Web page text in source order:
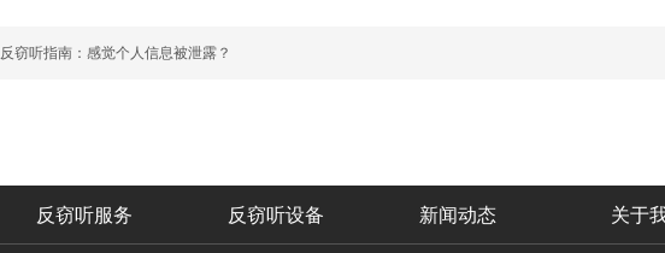
反窃听指南：感觉个人信息被泄露？
反窃听服务 反窃听设备 新闻动态 关于